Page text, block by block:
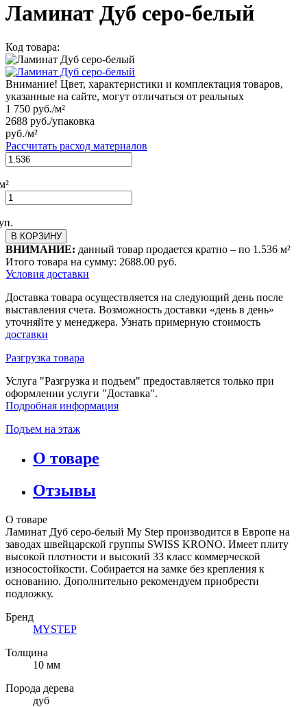
Ламинат Дуб серо-белый
Код товара:
Внимание! Цвет, характеристики и комплектация товаров,
указанные на сайте, могут отличаться от реальных
1 750 руб./м²
2688 руб./упаковка
руб./м²
Рассчитать расход материалов
В КОРЗИНУ
ВНИМАНИЕ: данный товар продается кратно – по 1.536 м²
Итого товара на сумму: 2688.00 руб.
Условия доставки
Доставка товара осуществляется на следующий день после
выставления счета. Возможность доставки «день в день»
уточняйте у менеджера. Узнать примерную стоимость
доставки
Разгрузка товара
Услуга "Разгрузка и подъем" предоставляется только при
оформлении услуги "Доставка".
Подробная информация
Подъем на этаж
О товаре
Отзывы
О товаре
Ламинат Дуб серо-белый My Step производится в Европе на
заводах швейцарской группы SWISS KRONO. Имеет плиту
высокой плотности и высокий 33 класс коммерческой
износостойкости. Собирается на замке без крепления к
основанию. Дополнительно рекомендуем приобрести
подложку.
Бренд
MYSTEP
Толщина
10 мм
Порода дерева
дуб